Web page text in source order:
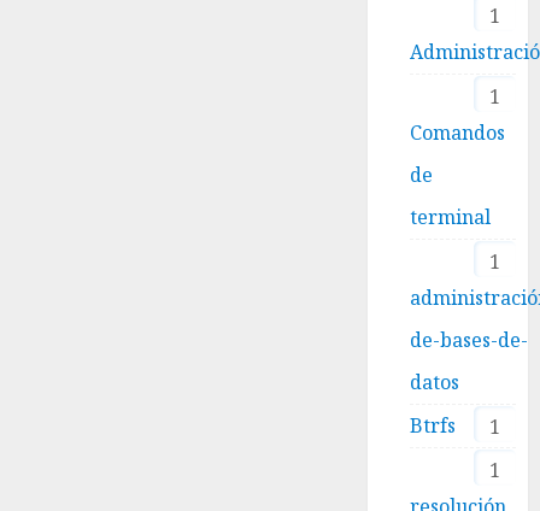
1
1
Comandos
de
terminal
1
de-bases-de-
datos
1
Btrfs
1